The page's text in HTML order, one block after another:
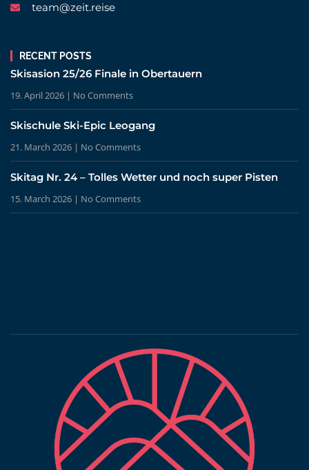
team@zeit.reise
RECENT POSTS
Skisasion 25/26 Finale in Obertauern
19. April 2026 No Comments
Skischule Ski-Epic Leogang
21. March 2026 No Comments
Skitag Nr. 24 – Tolles Wetter und noch super Pisten
15. March 2026 No Comments